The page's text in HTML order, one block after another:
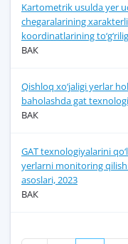
Kartometrik usulda yer
chegaralarining
koordinatlarining
ВАК
Qishloq xo‘jaligi yerlar
baholashda gat
ВАК
GAT texnologiyalarini
yerlarni monitoring
asoslari, 2023
ВАК